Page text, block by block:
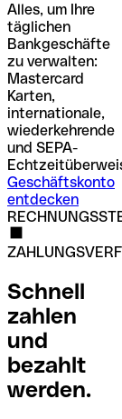
Alles, um Ihre
täglichen
Bankgeschäfte
zu verwalten:
Mastercard
Karten,
internationale,
wiederkehrende
und SEPA-
Geschäftskonto
entdecken
Schnell
zahlen
und
bezahlt
werden.